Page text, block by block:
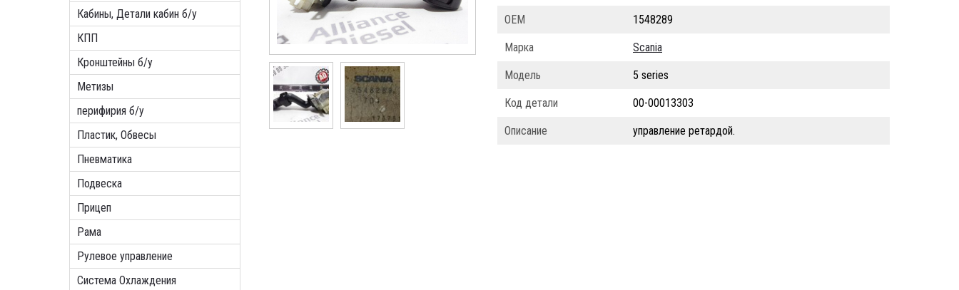
Кабины, Детали кабин б/у
КПП
Кронштейны б/у
Метизы
перифирия б/у
Пластик, Обвесы
Пневматика
Подвеска
Прицеп
Рама
Рулевое управление
Система Охлаждения
ОЕМ 1548289
Марка Scania
Модель 5 series
Код детали 00-00013303
Описание управление ретардой.